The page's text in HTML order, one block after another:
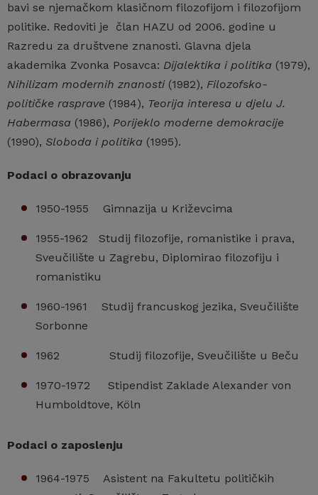
bavi se njemačkom klasičnom filozofijom i filozofijom
politike. Redoviti je član HAZU od 2006. godine u
Razredu za društvene znanosti. Glavna djela
akademika Zvonka Posavca: Dijalektika i politika (1979),
Nihilizam modernih znanosti(1982), Filozofsko-
političke rasprave (1984), Teorija interesa u djelu J.
Habermasa (1986), Porijeklo moderne demokracije
(1990), Sloboda i politika (1995).
Podaci o obrazovanju
1950-1955 Gimnazija u Križevcima
1955-1962 Studij filozofije, romanistike i prava,
Sveučilište u Zagrebu, Diplomirao filozofiju i
romanistiku
1960-1961 Studij francuskog jezika, Sveučilište
Sorbonne
1962 Studij filozofije, Sveučilište u Beču
1970-1972 Stipendist Zaklade Alexander von
Humboldtove, Köln
Podaci o zaposlenju
1964-1975 Asistent na Fakultetu političkih